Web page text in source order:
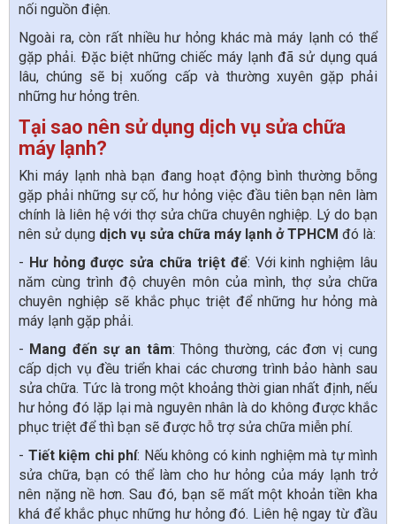
nối nguồn điện.
Ngoài ra, còn rất nhiều hư hỏng khác mà máy lạnh có thể
gặp phải. Đặc biệt những chiếc máy lạnh đã sử dụng quá
lâu, chúng sẽ bị xuống cấp và thường xuyên gặp phải
những hư hỏng trên.
Tại sao nên sử dụng dịch vụ sửa chữa
máy lạnh?
Khi máy lạnh nhà bạn đang hoạt động bình thường bỗng
gặp phải những sự cố, hư hỏng việc đầu tiên bạn nên làm
chính là liên hệ với thợ sửa chữa chuyên nghiệp. Lý do bạn
nên sử dụng dịch vụ sửa chữa máy lạnh ở TPHCM đó là:
- Hư hỏng được sửa chữa triệt để: Với kinh nghiệm lâu
năm cùng trình độ chuyên môn của mình, thợ sửa chữa
chuyên nghiệp sẽ khắc phục triệt để những hư hỏng mà
máy lạnh gặp phải.
- Mang đến sự an tâm: Thông thường, các đơn vị cung
cấp dịch vụ đều triển khai các chương trình bảo hành sau
sửa chữa. Tức là trong một khoảng thời gian nhất định, nếu
hư hỏng đó lặp lại mà nguyên nhân là do không được khắc
phục triệt để thì bạn sẽ được hỗ trợ sửa chữa miễn phí.
- Tiết kiệm chi phí: Nếu không có kinh nghiệm mà tự mình
sửa chữa, bạn có thể làm cho hư hỏng của máy lạnh trở
nên nặng nề hơn. Sau đó, bạn sẽ mất một khoản tiền kha
khá để khắc phục những hư hỏng đó. Liên hệ ngay từ đầu